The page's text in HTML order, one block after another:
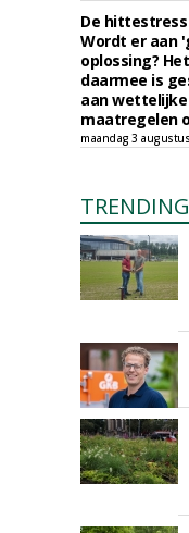
De hittestress
Wordt er aan
oplossing?
daarmee is
aan wettelijke
maatregelen
maandag 3
TRENDING